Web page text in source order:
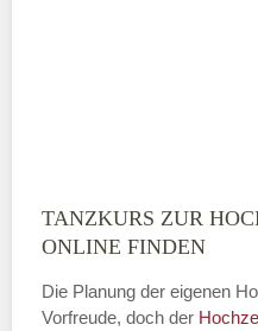
Montag
TANZKURS ZUR
ONLINE FINDEN
Die Planung der eigenen
Vorfreude, doch der